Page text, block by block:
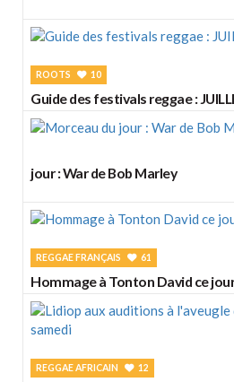
ROOTS 10
Guide des festivals reggae :
jour : War de Bob Marley
REGGAE FRANÇAIS 61
Hommage à Tonton David ce
REGGAE AFRICAIN 12